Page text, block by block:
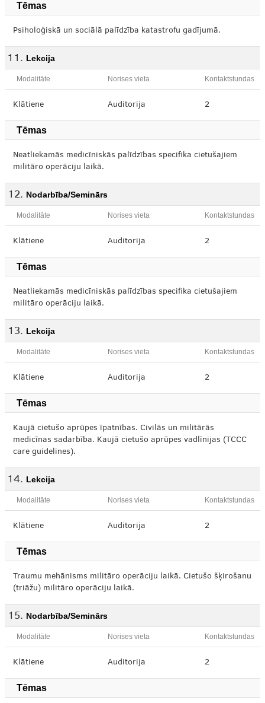
Tēmas
Psiholoģiskā un sociālā palīdzība katastrofu gadījumā.
Lekcija
Modalitāte Norises vieta Kontaktstundas
Klātiene Auditorija 2
Tēmas
Neatliekamās medicīniskās palīdzības specifika cietušajiem
militāro operāciju laikā.
Nodarbība/Seminārs
Modalitāte Norises vieta Kontaktstundas
Klātiene Auditorija 2
Tēmas
Neatliekamās medicīniskās palīdzības specifika cietušajiem
militāro operāciju laikā.
Lekcija
Modalitāte Norises vieta Kontaktstundas
Klātiene Auditorija 2
Tēmas
Kaujā cietušo aprūpes īpatnības. Civilās un militārās
medicīnas sadarbība. Kaujā cietušo aprūpes vadlīnijas (TCCC
care guidelines).
Lekcija
Modalitāte Norises vieta Kontaktstundas
Klātiene Auditorija 2
Tēmas
Traumu mehānisms militāro operāciju laikā. Cietušo šķirošanu
(triāžu) militāro operāciju laikā.
Nodarbība/Seminārs
Modalitāte Norises vieta Kontaktstundas
Klātiene Auditorija 2
Tēmas